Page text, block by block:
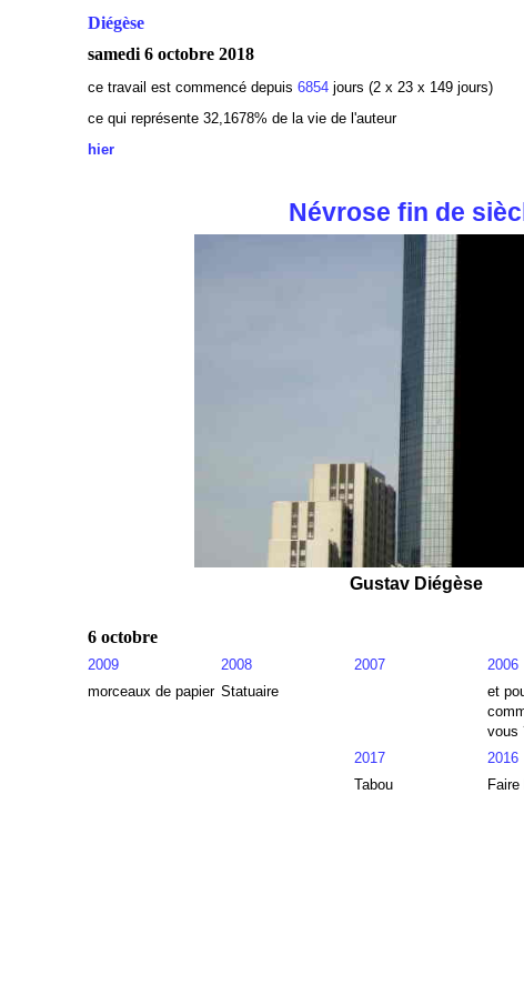
Diégèse
samedi 6 octobre 2018
ce travail est commencé depuis 6854jours (2 x 23 x 149 jours)
ce qui représente 32,1678% de la vie de l'auteur
hier
Névrose fin de
Gustav Diégèse
6 octobre
2009 2008 2007 2006
morceaux de papier Statuaire
et
vous
2017 2016
Tabou